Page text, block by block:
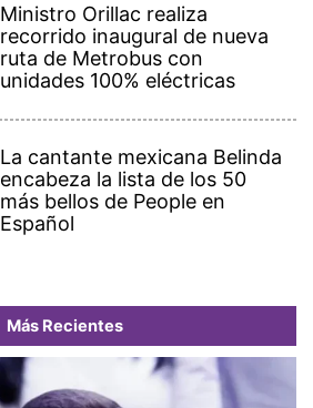
Ministro Orillac realiza
recorrido inaugural de nueva
ruta de Metrobus con
unidades 100% eléctricas
La cantante mexicana Belinda
encabeza la lista de los 50
más bellos de People en
Español
Más Recientes